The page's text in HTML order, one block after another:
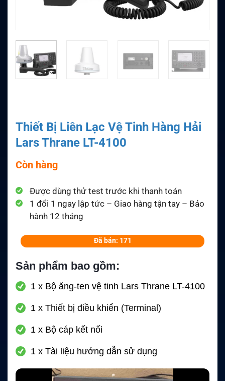
Thiết Bị Liên Lạc Vệ Tinh Hàng Hải
Lars Thrane LT-4100
Còn hàng
Được dùng thử test trước khi thanh toán
1 đổi 1 ngay lập tức – Giao hàng tận tay – Bảo
hành 12 tháng
Đã bán: 171
Sản phẩm bao gồm:
1 x Bộ ăng-ten vệ tinh Lars Thrane LT-4100
1 x Thiết bị điều khiển (Terminal)
1 x Bộ cáp kết nối
1 x Tài liệu hướng dẫn sử dụng